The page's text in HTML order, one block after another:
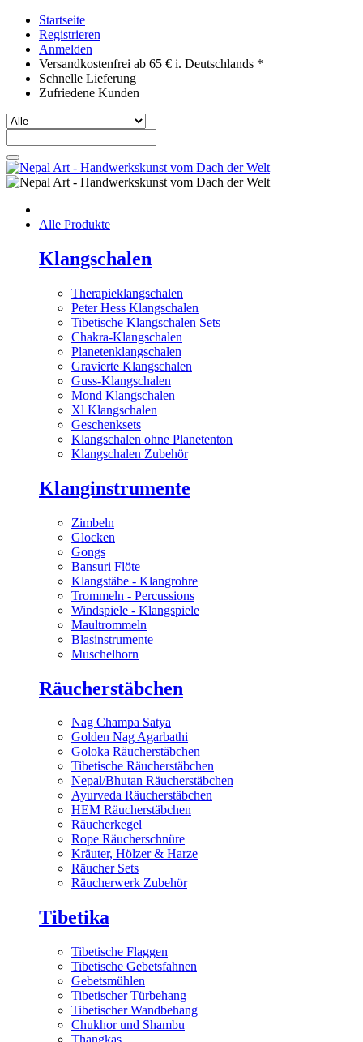
Startseite
Registrieren
Anmelden
Versandkostenfrei ab 65 € i. Deutschlands *
Schnelle Lieferung
Zufriedene Kunden
Alle Produkte
Klangschalen
Therapieklangschalen
Peter Hess Klangschalen
Tibetische Klangschalen Sets
Chakra-Klangschalen
Planetenklangschalen
Gravierte Klangschalen
Guss-Klangschalen
Mond Klangschalen
Xl Klangschalen
Geschenksets
Klangschalen ohne Planetenton
Klangschalen Zubehör
Klanginstrumente
Zimbeln
Glocken
Gongs
Bansuri Flöte
Klangstäbe - Klangrohre
Trommeln - Percussions
Windspiele - Klangspiele
Maultrommeln
Blasinstrumente
Muschelhorn
Räucherstäbchen
Nag Champa Satya
Golden Nag Agarbathi
Goloka Räucherstäbchen
Tibetische Räucherstäbchen
Nepal/Bhutan Räucherstäbchen
Ayurveda Räucherstäbchen
HEM Räucherstäbchen
Räucherkegel
Rope Räucherschnüre
Kräuter, Hölzer & Harze
Räucher Sets
Räucherwerk Zubehör
Tibetika
Tibetische Flaggen
Tibetische Gebetsfahnen
Gebetsmühlen
Tibetischer Türbehang
Tibetischer Wandbehang
Chukhor und Shambu